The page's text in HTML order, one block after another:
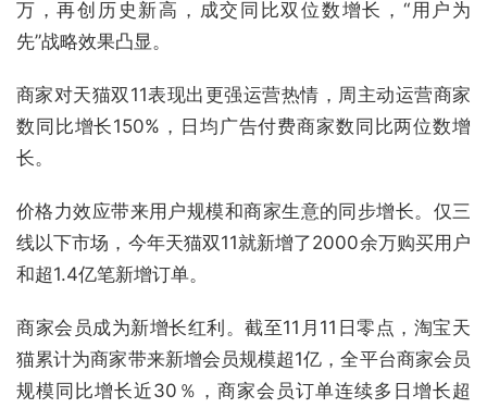
万，再创历史新高，成交同比双位数增长，“用户为
先”战略效果凸显。
商家对天猫双11表现出更强运营热情，周主动运营商家
数同比增长150%，日均广告付费商家数同比两位数增
长。
价格力效应带来用户规模和商家生意的同步增长。仅三
线以下市场，今年天猫双11就新增了2000余万购买用户
和超1.4亿笔新增订单。
商家会员成为新增长红利。截至11月11日零点，淘宝天
猫累计为商家带来新增会员规模超1亿，全平台商家会员
规模同比增长近30％，商家会员订单连续多日增长超